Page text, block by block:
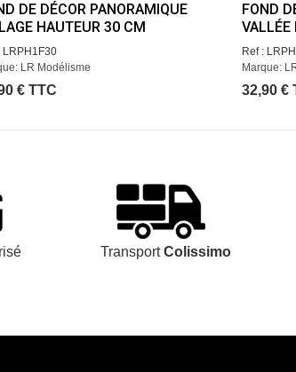
DE DÉCOR PANORAMIQUE
HAUTEUR 30 CM
LRPH1F30
LR Modélisme
€ TTC
FOND
VALLÉE
Ref :
Marque:
32,90 €
TransportColissimo